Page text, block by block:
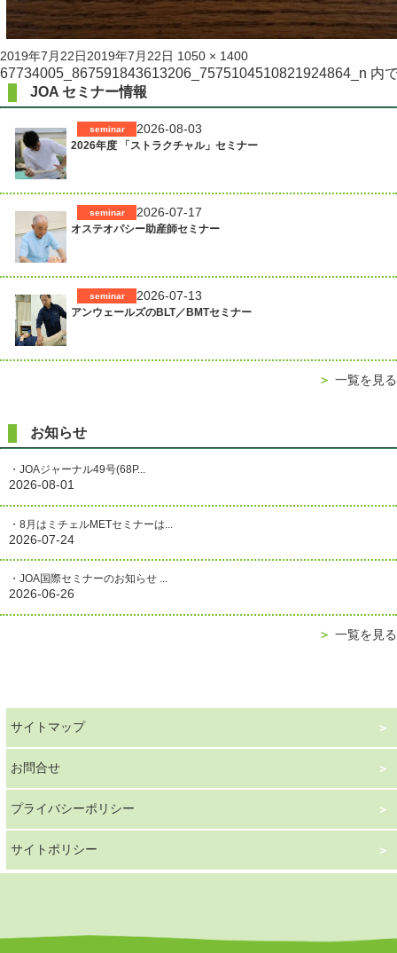
投
稿
2019年7月22日2019年7月22日 フ
ル
イ
ズ
1050 × 1400
投
稿
ナ
ビ
ゲ
ー
シ
ョ
ン
67734005_867591843613206_7575104510821924864_n 内
JOA セミナー情報
2026-08-03
seminar
2026年度 「ストラクチャル」セミナー
2026-07-17
seminar
オステオパシー助産師セミナー
2026-07-13
seminar
アンウェールズのBLT／BMTセミナー
＞ 一覧を見る
お知らせ
・JOAジャーナル49号(68P...
2026-08-01
・8月はミチェルMETセミナーは...
2026-07-24
・JOA国際セミナーのお知らせ ...
2026-06-26
＞ 一覧を見る
サイトマップ
お問合せ
プライバシーポリシー
サイトポリシー